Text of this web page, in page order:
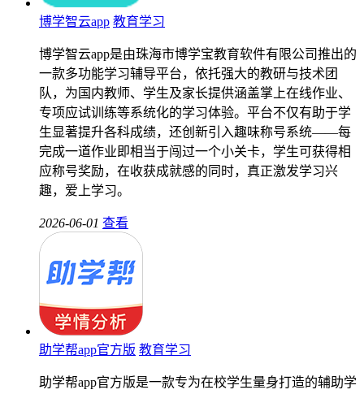
博学智云app 教育学习
博学智云app是由珠海市博学宝教育软件有限公司推出的
一款多功能学习辅导平台，依托强大的教研与技术团
队，为国内教师、学生及家长提供涵盖掌上在线作业、
专项应试训练等系统化的学习体验。平台不仅有助于学
生显著提升各科成绩，还创新引入趣味称号系统——每
完成一道作业即相当于闯过一个小关卡，学生可获得相
应称号奖励，在收获成就感的同时，真正激发学习兴
趣，爱上学习。
2026-06-01 查看
助学帮app官方版 教育学习
助学帮app官方版是一款专为在校学生量身打造的辅助学